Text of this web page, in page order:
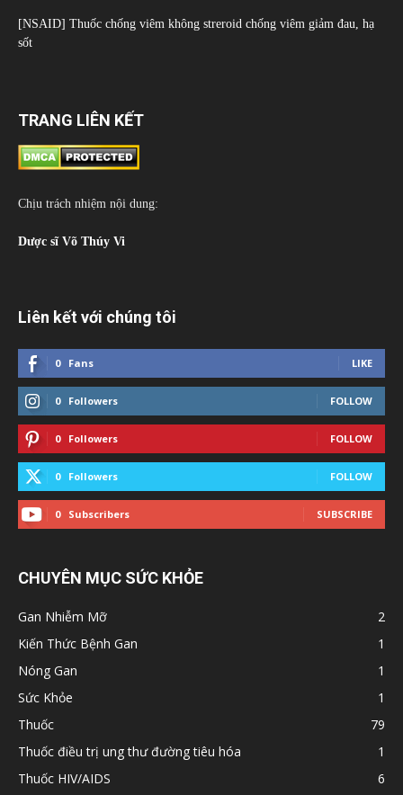
[NSAID] Thuốc chống viêm không streroid chống viêm giảm đau, hạ
sốt
TRANG LIÊN KẾT
Chịu trách nhiệm nội dung:
Dược sĩ Võ Thúy Vi
Liên kết với chúng tôi
0 Fans LIKE
0 Followers FOLLOW
0 Followers FOLLOW
0 Followers FOLLOW
0 Subscribers SUBSCRIBE
CHUYÊN MỤC SỨC KHỎE
Gan Nhiễm Mỡ
2
Kiến Thức Bệnh Gan
1
Nóng Gan
1
Sức Khỏe
1
Thuốc
79
Thuốc điều trị ung thư đường tiêu hóa
1
Thuốc HIV/AIDS
6